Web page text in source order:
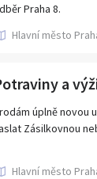
Praha 8.
Hlavní město
a
úplně novou
Zásilkovnou
Hlavní město